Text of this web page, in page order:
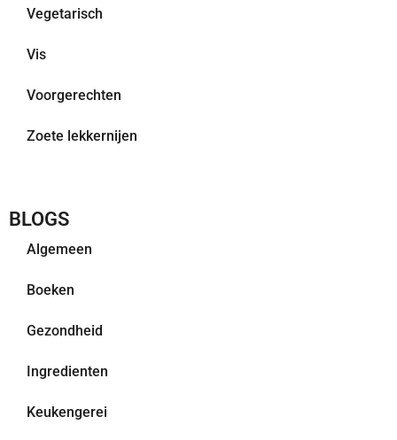
Vegetarisch
Vis
Voorgerechten
Zoete lekkernijen
BLOGS
Algemeen
Boeken
Gezondheid
Ingredienten
Keukengerei